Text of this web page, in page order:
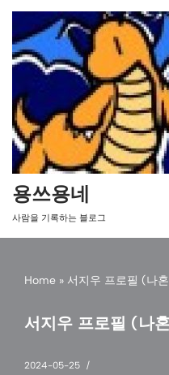
콘
텐
로
건
너
뛰
기
용쓰용네
사람을 기록하는 블로그
Home » 서지우 프로필 (나
서지우 프로필 (나
2024-05-25